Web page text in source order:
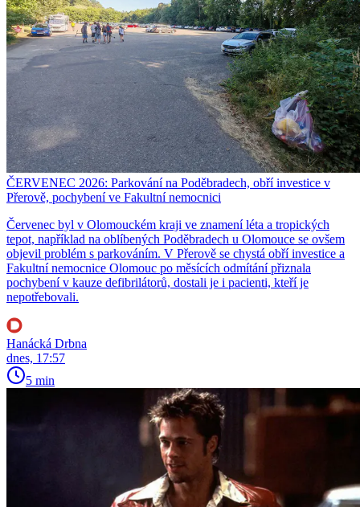
ČERVENEC 2026: Parkování na Poděbradech, obří investice v
Přerově, pochybení ve Fakultní nemocnici
Červenec byl v Olomouckém kraji ve znamení léta a tropických
tepot, například na oblíbených Poděbradech u Olomouce se ovšem
objevil problém s parkováním. V Přerově se chystá obří investice a
Fakultní nemocnice Olomouc po měsících odmítání přiznala
pochybení v kauze defibrilátorů, dostali je i pacienti, kteří je
nepotřebovali.
Hanácká Drbna
dnes, 17:57
5 min